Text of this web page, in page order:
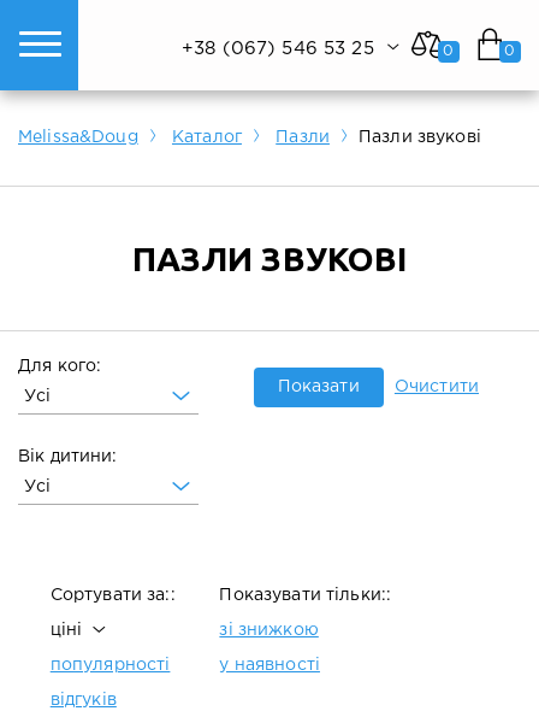
Показати все
Показати все
Показати все
+38 (067) 546 53 25
Melissa&Doug Каталог Пазли Пазли звукові
ПАЗЛИ ЗВУКОВІ
Показати Очистити
Для кого:
Усі
Вік дитини:
Усі
Сортувати за::
ціні
популярності
відгуків
Показувати тільки::
зі знижкою
у наявності
0 0